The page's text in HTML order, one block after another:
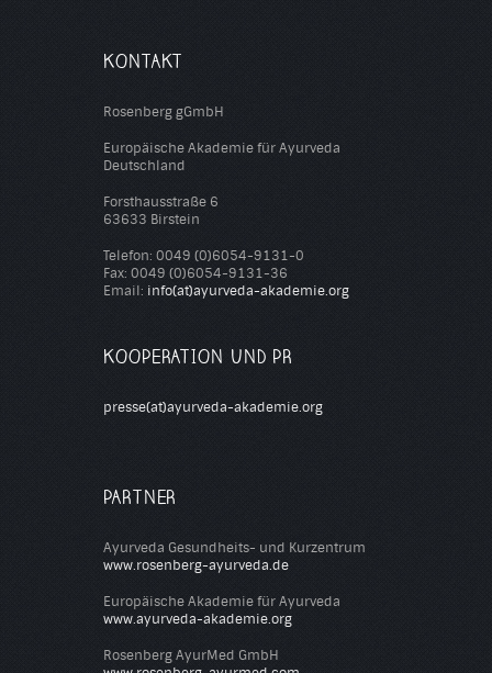
KONTAKT
Rosenberg gGmbH
Europäische Akademie für Ayurveda
Deutschland
Forsthausstraße 6
63633 Birstein
Telefon: 0049 (0)6054-9131-0
Fax: 0049 (0)6054-9131-36
Email: info(at)ayurveda-akademie.org
KOOPERATION UND PR
presse(at)ayurveda-akademie.org
PARTNER
Ayurveda Gesundheits- und Kurzentrum
www.rosenberg-ayurveda.de
Europäische Akademie für Ayurveda
www.ayurveda-akademie.org
Rosenberg AyurMed GmbH